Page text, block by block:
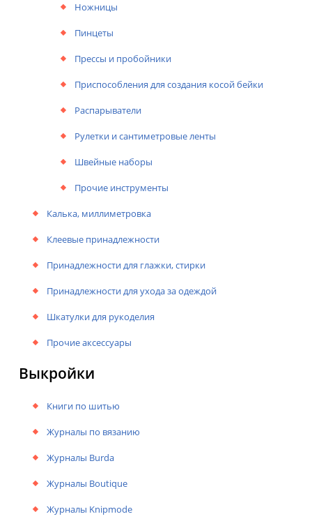
Ножницы
Пинцеты
Прессы и пробойники
Приспособления для создания косой бейки
Распарыватели
Рулетки и сантиметровые ленты
Швейные наборы
Прочие инструменты
Калька, миллиметровка
Клеевые принадлежности
Принадлежности для глажки, стирки
Принадлежности для ухода за одеждой
Шкатулки для рукоделия
Прочие аксессуары
Выкройки
Книги по шитью
Журналы по вязанию
Журналы Burda
Журналы Boutique
Журналы Knipmode